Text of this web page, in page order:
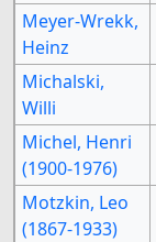
Meyer-Wrekk,
Heinz
Michalski,
Willi
Michel, Henri
(1900-1976)
Motzkin, Leo
(1867-1933)